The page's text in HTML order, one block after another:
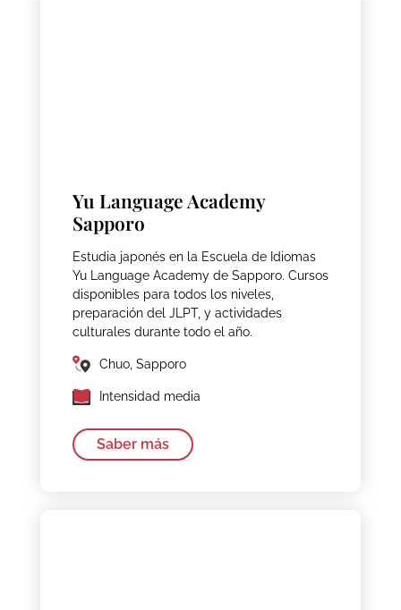
Yu Language Academy
Sapporo
Estudia japonés en la Escuela de Idiomas
Yu Language Academy de Sapporo. Cursos
disponibles para todos los niveles,
preparación del JLPT, y actividades
culturales durante todo el año.
Chuo, Sapporo
Intensidad media
Saber más